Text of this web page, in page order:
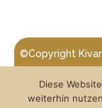
©Copyright
Diese
weiterhin